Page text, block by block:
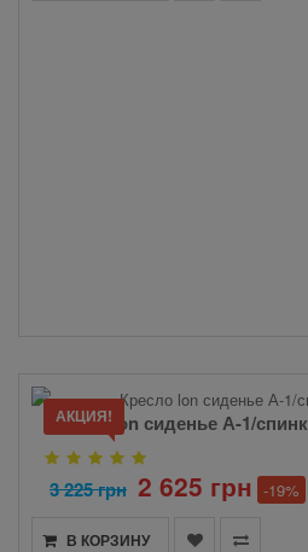
АКЦИЯ!
Кресло lon сиденье А-1/
3 225 грн 2 625 грн -19%
В КОРЗИНУ